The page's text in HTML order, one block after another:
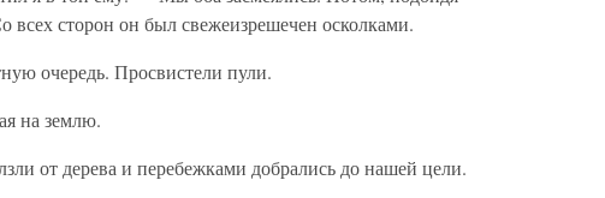
всех сторон он был свежеизрешечен осколками.
очередь. Просвистели пули.
на землю.
от дерева и перебежками добрались до нашей цели.